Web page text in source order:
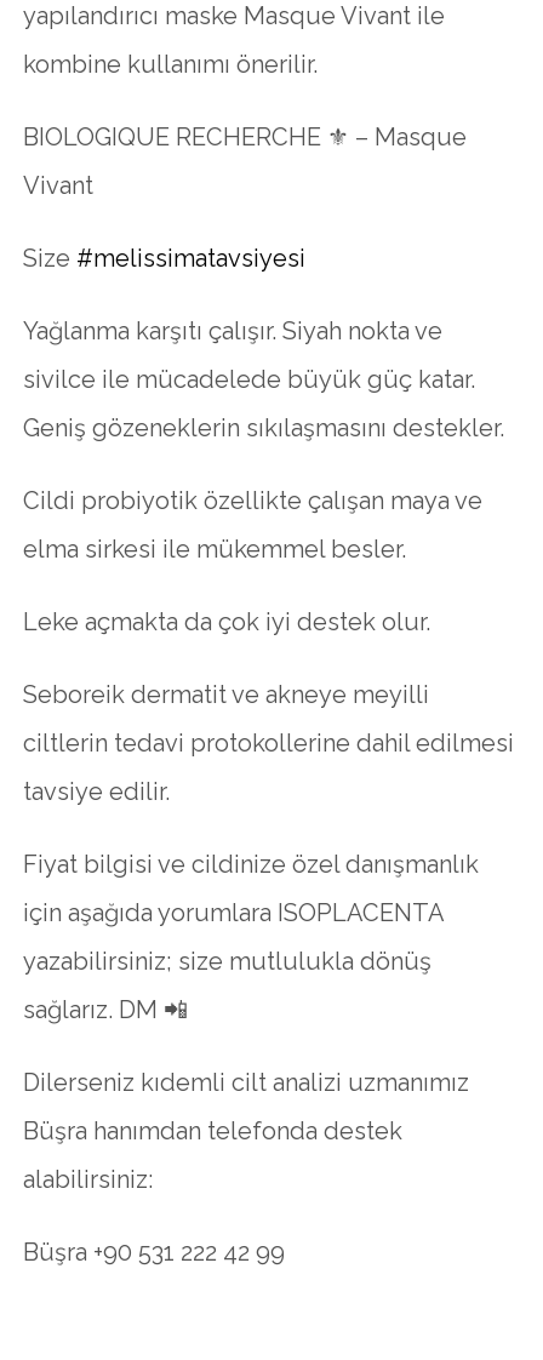
yapılandırıcı maske Masque Vivant ile
kombine kullanımı önerilir.
BIOLOGIQUE RECHERCHE ⚜ – Masque
Vivant
Size #melissimatavsiyesi
Yağlanma karşıtı çalışır. Siyah nokta ve
sivilce ile mücadelede büyük güç katar.
Geniş gözeneklerin sıkılaşmasını destekler.
Cildi probiyotik özellikte çalışan maya ve
elma sirkesi ile mükemmel besler.
Leke açmakta da çok iyi destek olur.
Seboreik dermatit ve akneye meyilli
ciltlerin tedavi protokollerine dahil edilmesi
tavsiye edilir.
Fiyat bilgisi ve cildinize özel danışmanlık
için aşağıda yorumlara ISOPLACENTA
yazabilirsiniz; size mutlulukla dönüş
sağlarız. DM 📲
Dilerseniz kıdemli cilt analizi uzmanımız
Büşra hanımdan telefonda destek
alabilirsiniz:
Büşra +90 531 222 42 99